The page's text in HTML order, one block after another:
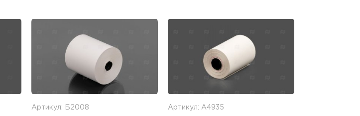
Артикул: Б2008 Артикул: А4935